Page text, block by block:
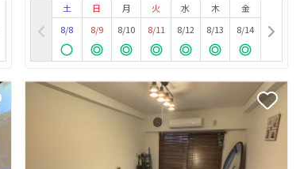
土
8/8
日
8/9
月
8/10
火
8/11
水
8/12
木
8/13
金
8/14